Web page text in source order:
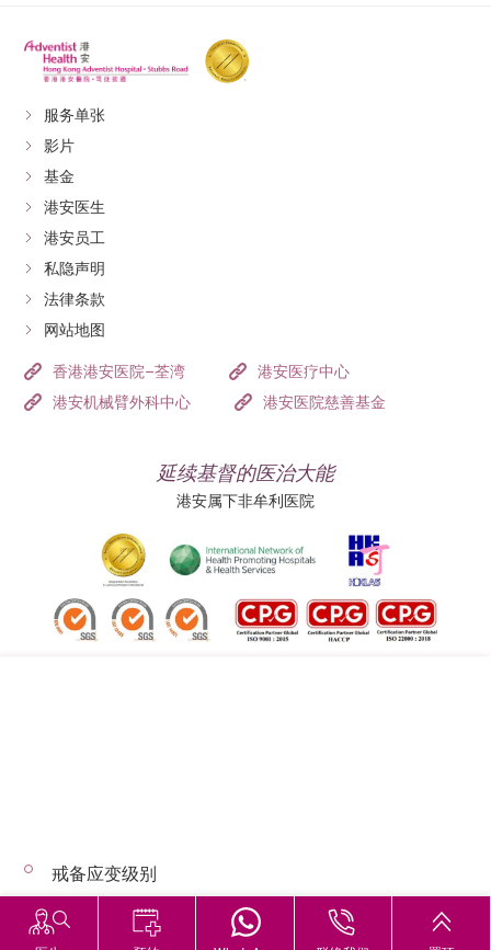
服务单张
影片
基金
港安医生
港安员工
私隐声明
法律条款
网站地图
香港港安医院–荃湾
港安医疗中心
港安机械臂外科中心
港安医院慈善基金
延续基督的医治大能
港安属下非牟利医院
© 2026 版权所有 © 港安医疗 保留一切权利
戒备应变级别
恶劣天气下的诊症安排